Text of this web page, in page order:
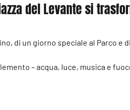
del Levante si
di un giorno speciale al Parco e
– acqua, luce, musica e